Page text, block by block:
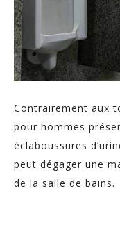
Contrairement aux
pour hommes
éclaboussures
peut dégager une
de la salle de bains.